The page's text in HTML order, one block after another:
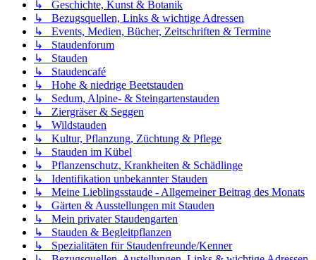
↳ Geschichte, Kunst & Botanik
↳ Bezugsquellen, Links & wichtige Adressen
↳ Events, Medien, Bücher, Zeitschriften & Termine
↳ Staudenforum
↳ Stauden
↳ Staudencafé
↳ Hohe & niedrige Beetstauden
↳ Sedum, Alpine- & Steingartenstauden
↳ Ziergräser & Seggen
↳ Wildstauden
↳ Kultur, Pflanzung, Züchtung & Pflege
↳ Stauden im Kübel
↳ Pflanzenschutz, Krankheiten & Schädlinge
↳ Identifikation unbekannter Stauden
↳ Meine Lieblingsstaude - Allgemeiner Beitrag des Monats
↳ Gärten & Ausstellungen mit Stauden
↳ Mein privater Staudengarten
↳ Stauden & Begleitpflanzen
↳ Spezialitäten für Staudenfreunde/Kenner